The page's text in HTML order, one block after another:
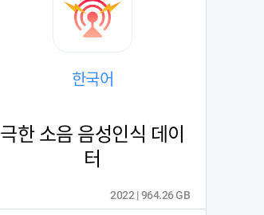
한국어
극한 소음 음성인식 데이
터
2022 | 964.26 GB